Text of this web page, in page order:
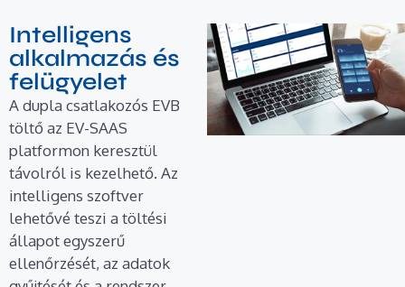
Intelligens
alkalmazás és
felügyelet
A dupla csatlakozós EVB
töltő az EV-SAAS
platformon keresztül
távolról is kezelhető. Az
intelligens szoftver
lehetővé teszi a töltési
állapot egyszerű
ellenőrzését, az adatok